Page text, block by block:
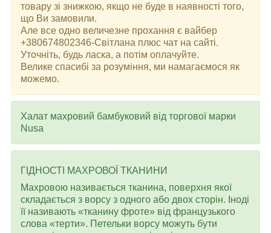
товару зі знижкою, якщо не буде в наявності того,
що Ви замовили.
Але все одно величезне прохання є вайбер
+380674802346-Світлана плюс чат на сайті.
Уточніть, будь ласка, а потім оплачуйте.
Велике спасибі за розуміння, ми намагаємося як
можемо.
Халат махровий бамбуковий від торгової марки
Nusa
ГІДНОСТІ МАХРОВОЇ ТКАНИНИ
Махровою називається тканина, поверхня якої
складається з ворсу з одного або двох сторін. Іноді
її називають «тканину фроте» від французького
слова «терти». Петельки ворсу можуть бути